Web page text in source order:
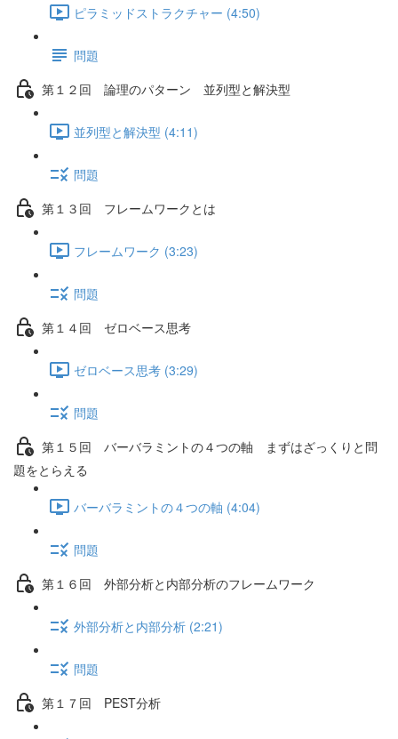
ピラミッドストラクチャー (4:50)
問題
第１２回 論理のパターン 並列型と解決型
並列型と解決型 (4:11)
問題
第１３回 フレームワークとは
フレームワーク (3:23)
問題
第１４回 ゼロベース思考
ゼロベース思考 (3:29)
問題
第１５回 バーバラミントの４つの軸 まずはざっくりと問
題をとらえる
バーバラミントの４つの軸 (4:04)
問題
第１６回 外部分析と内部分析のフレームワーク
外部分析と内部分析 (2:21)
問題
第１７回 PEST分析